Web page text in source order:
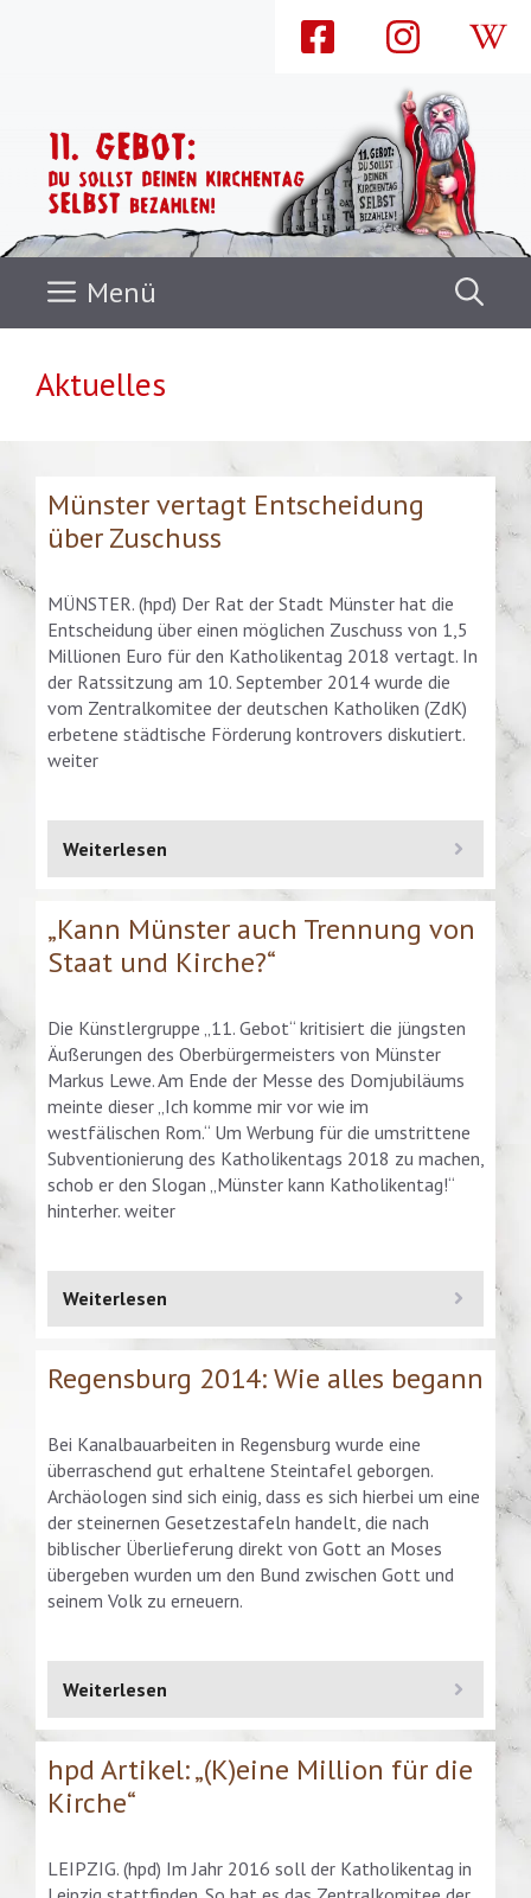
Menü
Aktuelles
Münster vertagt Entscheidung
über Zuschuss
MÜNSTER. (hpd) Der Rat der Stadt Münster hat die
Entscheidung über einen möglichen Zuschuss von 1,5
Millionen Euro für den Katholikentag 2018 vertagt. In
der Ratssitzung am 10. September 2014 wurde die
vom Zentralkomitee der deutschen Katholiken (ZdK)
erbetene städtische Förderung kontrovers diskutiert.
weiter
Weiterlesen
„Kann Münster auch Trennung von
Staat und Kirche?“
Die Künstlergruppe „11. Gebot“ kritisiert die jüngsten
Äußerungen des Oberbürgermeisters von Münster
Markus Lewe. Am Ende der Messe des Domjubiläums
meinte dieser „Ich komme mir vor wie im
westfälischen Rom.“ Um Werbung für die umstrittene
Subventionierung des Katholikentags 2018 zu machen,
schob er den Slogan „Münster kann Katholikentag!“
hinterher. weiter
Weiterlesen
Regensburg 2014: Wie alles begann
Bei Kanalbauarbeiten in Regensburg wurde eine
überraschend gut erhaltene Steintafel geborgen.
Archäologen sind sich einig, dass es sich hierbei um eine
der steinernen Gesetzestafeln handelt, die nach
biblischer Überlieferung direkt von Gott an Moses
übergeben wurden um den Bund zwischen Gott und
seinem Volk zu erneuern.
Weiterlesen
hpd Artikel: „(K)eine Million für die
Kirche“
LEIPZIG. (hpd) Im Jahr 2016 soll der Katholikentag in